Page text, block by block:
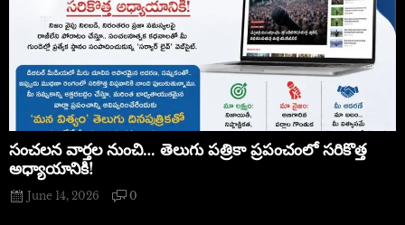
సంచలన వార్తల నుంచి… తెలుగు పత్రికా ప్రపంచంలో సరికొత్త
అధ్యాయానికి!
June 14, 2026 0